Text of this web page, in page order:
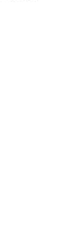
한 사람은 잘 났을지 몰